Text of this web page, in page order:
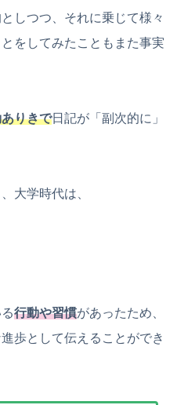
しつつ、それに乗じて様々
をしてみたこともまた事実
りきで日記が「副次的に」
大学時代は、
行動や習慣があったため、
歩として伝えることができ